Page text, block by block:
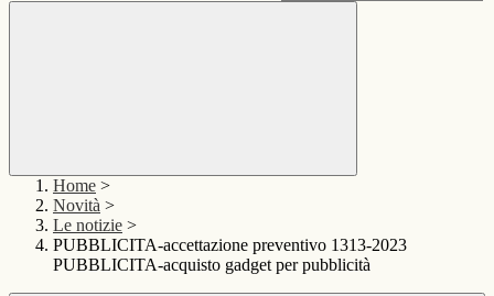
Home >
Novità >
Le notizie >
PUBBLICITA-accettazione preventivo 1313-2023
PUBBLICITA-acquisto gadget per pubblicità